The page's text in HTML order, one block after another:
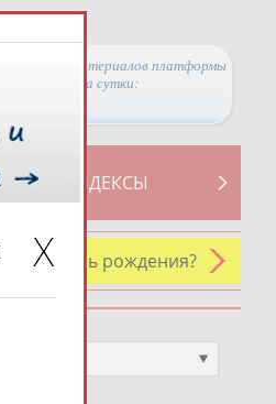
Просмотры материалов платформы
за сутки:
ИНДЕКСЫ
день рождения?